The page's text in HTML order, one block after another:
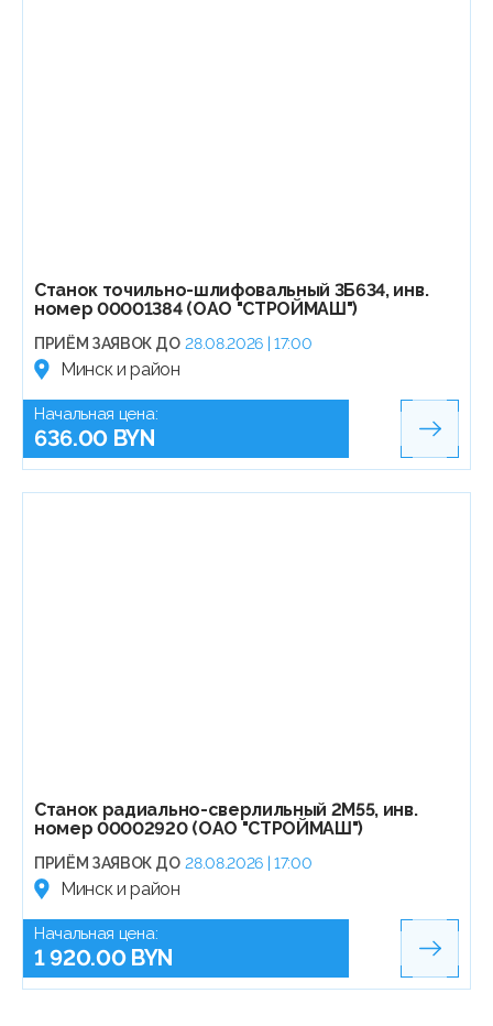
Станок точильно-шлифовальный 3Б634, инв.
номер 00001384 (ОАО "СТРОЙМАШ")
ПРИЁМ ЗАЯВОК ДО 28.08.2026 | 17:00
Минск и район
Начальная цена:
636.00 BYN
Станок радиально-сверлильный 2М55, инв.
номер 00002920 (ОАО "СТРОЙМАШ")
ПРИЁМ ЗАЯВОК ДО 28.08.2026 | 17:00
Минск и район
Начальная цена:
1 920.00 BYN